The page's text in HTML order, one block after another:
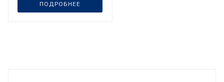
ПОДРОБНЕЕ